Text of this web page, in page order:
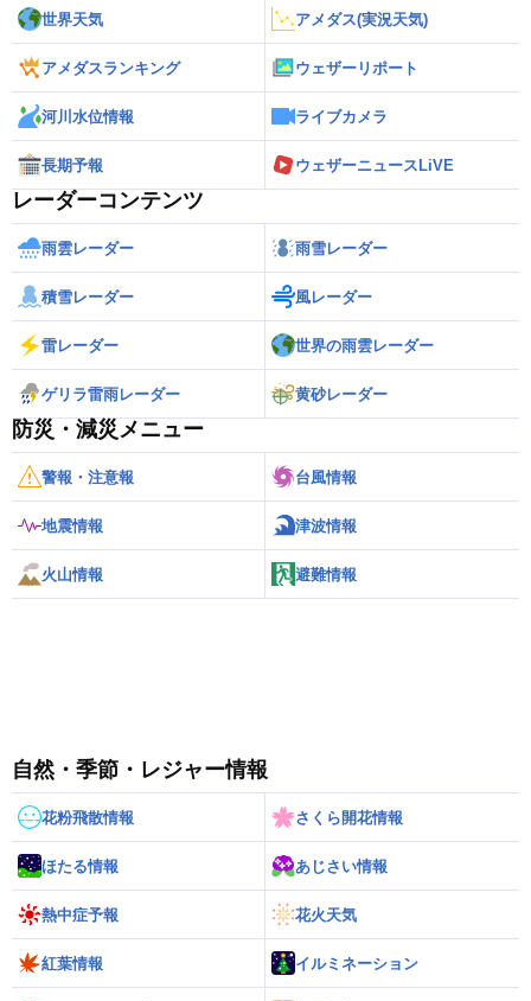
世界天気 アメダス(実況天気)
アメダスランキング ウェザーリポート
河川水位情報 ライブカメラ
長期予報 ウェザーニュースLiVE
レーダーコンテンツ
雨雲レーダー 雨雪レーダー
積雪レーダー 風レーダー
雷レーダー 世界の雨雲レーダー
ゲリラ雷雨レーダー 黄砂レーダー
防災・減災メニュー
警報・注意報 台風情報
地震情報 津波情報
火山情報 避難情報
自然・季節・レジャー情報
花粉飛散情報 さくら開花情報
ほたる情報 あじさい情報
熱中症予報 花火天気
紅葉情報 イルミネーション